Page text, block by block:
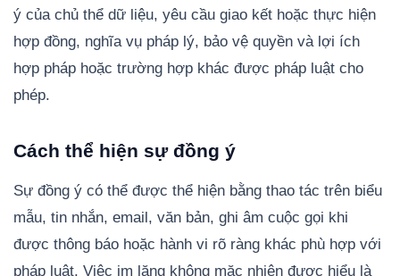
ý của chủ thể dữ liệu, yêu cầu giao kết hoặc thực hiện
hợp đồng, nghĩa vụ pháp lý, bảo vệ quyền và lợi ích
hợp pháp hoặc trường hợp khác được pháp luật cho
phép.
Cách thể hiện sự đồng ý
Sự đồng ý có thể được thể hiện bằng thao tác trên biểu
mẫu, tin nhắn, email, văn bản, ghi âm cuộc gọi khi
được thông báo hoặc hành vi rõ ràng khác phù hợp với
pháp luật. Việc im lặng không mặc nhiên được hiểu là